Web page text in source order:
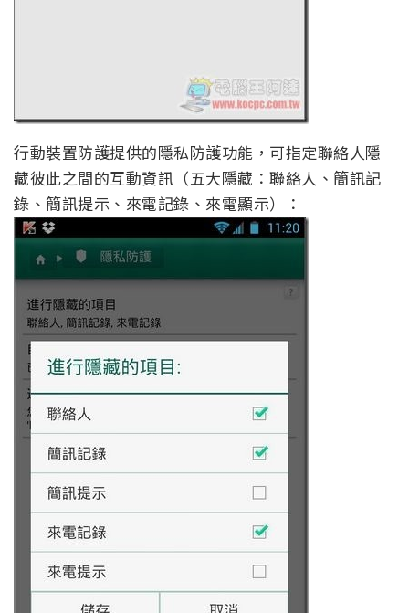
行動裝置防護提供的隱私防護功能，可指定聯絡人隱
藏彼此之間的互動資訊（五大隱藏：聯絡人、簡訊記
錄、簡訊提示、來電記錄、來電顯示）：